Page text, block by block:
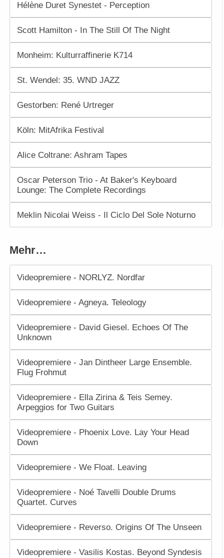
Hélène Duret Synestet - Perception
Scott Hamilton - In The Still Of The Night
Monheim: Kulturraffinerie K714
St. Wendel: 35. WND JAZZ
Gestorben: René Urtreger
Köln: MitAfrika Festival
Alice Coltrane: Ashram Tapes
Oscar Peterson Trio - At Baker's Keyboard
Lounge: The Complete Recordings
Meklin Nicolai Weiss - Il Ciclo Del Sole Noturno
Mehr…
Videopremiere - NORLYZ. Nordfar
Videopremiere - Agneya. Teleology
Videopremiere - David Giesel. Echoes Of The
Unknown
Videopremiere - Jan Dintheer Large Ensemble.
Flug Frohmut
Videopremiere - Ella Zirina & Teis Semey.
Arpeggios for Two Guitars
Videopremiere - Phoenix Love. Lay Your Head
Down
Videopremiere - We Float. Leaving
Videopremiere - Noé Tavelli Double Drums
Quartet. Curves
Videopremiere - Reverso. Origins Of The Unseen
Videopremiere - Vasilis Kostas. Beyond Syndesis